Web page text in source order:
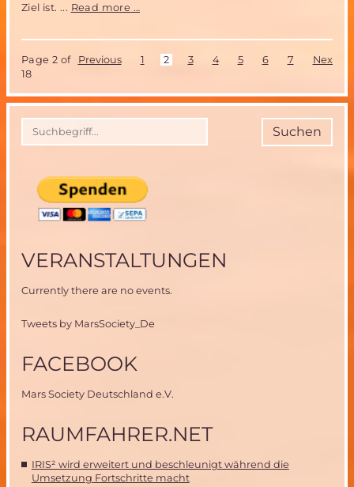
Ziel ist. ... Read more …
Antwort
Space
X
und
?
Page 2 of
18
Previous 1 2 3 4 5 6 7 Next
Suchen
VERANSTALTUNGEN
Currently there are no events.
Tweets by MarsSociety_De
FACEBOOK
Mars Society Deutschland e.V.
RAUMFAHRER.NET
IRIS² wird erweitert und beschleunigt während die
Umsetzung Fortschritte macht